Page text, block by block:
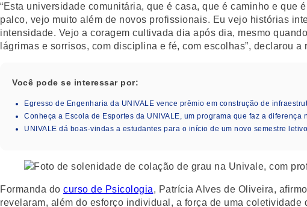
“Esta universidade comunitária, que é casa, que é caminho e
palco, vejo muito além de novos profissionais. Eu vejo histórias
intensidade. Vejo a coragem cultivada dia após dia, mesmo
lágrimas e sorrisos, com disciplina e fé, com escolhas”, declarou a
Você pode se interessar por:
Egresso de Engenharia da UNIVALE vence prêmio em construção de
Conheça a Escola de Esportes da UNIVALE, um programa que faz a diferença
UNIVALE dá boas-vindas a estudantes para o início de um novo semestre letivo
Formanda do curso de Psicologia, Patrícia Alves de Oliveira,
revelaram, além do esforço individual, a força de uma